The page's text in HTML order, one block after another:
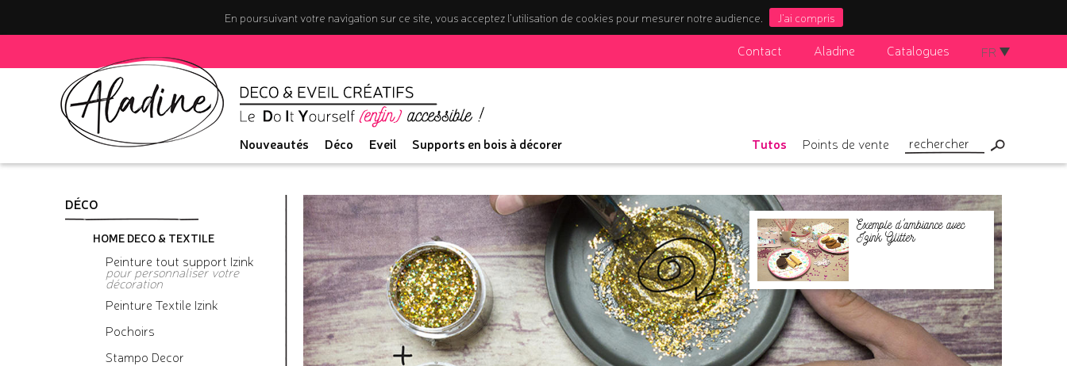
En poursuivant votre navigation sur ce site, vous acceptez l’utilisation de cookies pour mesurer notre audience. J'ai compris
Contact Aladine Catalogues FR
Nouveautés Déco Eveil Supports en bois à décorer Tutos Points de vente
DÉCO
HOME DECO & TEXTILE
Peinture tout support Izink
pour personnaliser votre
décoration
Peinture Textile Izink
Pochoirs
Stampo Decor
Exemple d'ambiance avec
Izink Glitter